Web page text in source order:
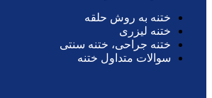
ختنه به روش حلقه
ختنه لیزری
ختنه جراحی، ختنه سنتی
سوالات متداول ختنه